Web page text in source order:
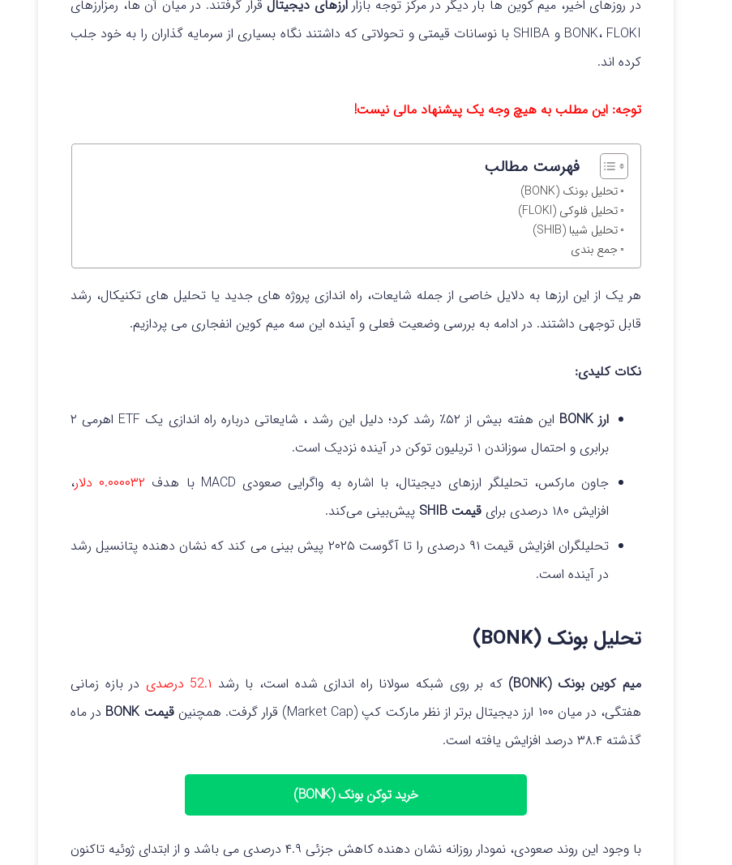
در روزهای اخیر، میم‌ کوین‌ ها بار دیگر در مرکز توجه بازارارزهای دیجیتالقرار گرفتند. در میان آن‌ ها، رمزارزهای
BONK، FLOKI و SHIBA با نوسانات قیمتی و تحولاتی که داشتند نگاه بسیاری از سرمایه‌ گذاران را به خود جلب
کرده‌ اند.
توجه: این مطلب به هیچ وجه یک پیشنهاد مالی نیست!
فهرست مطالب
تحلیل بونک (BONK)
تحلیل فلوکی (FLOKI)
تحلیل شیبا (SHIB)
جمع بندی
هر یک از این ارزها به دلایل خاصی از جمله شایعات، راه‌ اندازی پروژه‌ های جدید یا تحلیل‌ های تکنیکال، رشد
قابل توجهی داشتند. در ادامه به بررسی وضعیت فعلی و آینده این سه میم‌ کوین انفجاری می‌ پردازیم.
نکات کلیدی:
ارز BONK
این هفته بیش از ۵۲٪ رشد کرد؛ دلیل این رشد ، شایعاتی درباره راه‌ اندازی یک ETF اهرمی ۲
برابری و احتمال سوزاندن ۱ تریلیون توکن در آینده نزدیک است.
جاون مارکس، تحلیلگر ارزهای دیجیتال، با اشاره به واگرایی صعودی MACD با هدف
۰.۰۰۰۰۳۲ دلار
،
افزایش ۱۸۰ درصدی برای
قیمت SHIB
پیش‌بینی می‌کند.
تحلیلگران افزایش قیمت ۹۱ درصدی را تا آگوست ۲۰۲۵ پیش‌ بینی می‌ کند که نشان‌ دهنده پتانسیل رشد
در آینده است.
تحلیل بونک (BONK)
میم کوین بونک (BONK) که بر روی شبکه سولانا راه اندازی شده است، با رشد
در بازه زمانی
هفتگی، در میان ۱۰۰ ارز دیجیتال برتر از نظر مارکت کپ (Market Cap) قرار گرفت. همچنین
قیمت BONK
در ماه
گذشته ۳۸.۴ درصد افزایش یافته است.
خرید توکن بونک (BONK)
با وجود این روند صعودی، نمودار روزانه نشان‌ دهنده کاهش جزئی ۴.۹ درصدی می باشد و از ابتدای ژوئیه تاکنون